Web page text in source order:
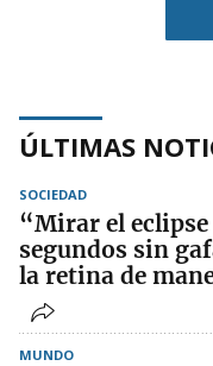
ÚLTIMAS
SOCIEDAD
“Mirar el
segundos sin
la retina de
MUNDO